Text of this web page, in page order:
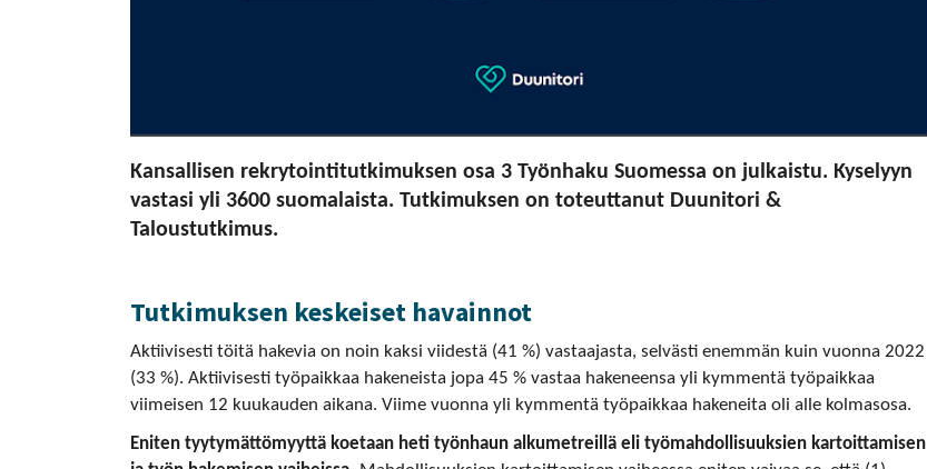
Kansallisen rekrytointitutkimuksen osa 3 Työnhaku Suomessa on julkaistu. Kyselyyn
vastasi yli 3600 suomalaista. Tutkimuksen on toteuttanut Duunitori &
Taloustutkimus.
Tutkimuksen keskeiset havainnot
Aktiivisesti töitä hakevia on noin kaksi viidestä (41 %) vastaajasta, selvästi enemmän kuin vuonna 2022
(33 %). Aktiivisesti työpaikkaa hakeneista jopa 45 % vastaa hakeneensa yli kymmentä työpaikkaa
viimeisen 12 kuukauden aikana. Viime vuonna yli kymmentä työpaikkaa hakeneita oli alle kolmasosa.
Eniten tyytymättömyyttä koetaan heti työnhaun alkumetreillä eli työmahdollisuuksien kartoittamisen